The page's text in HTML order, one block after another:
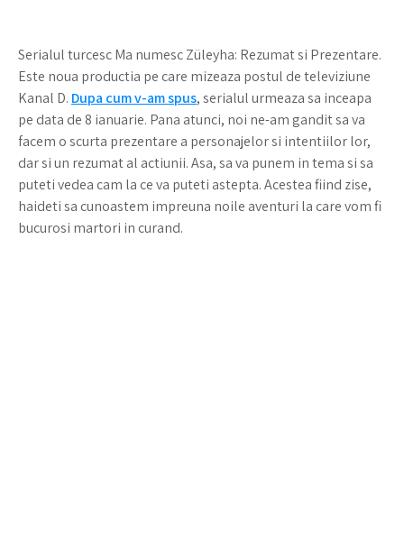
Serialul turcesc Ma numesc Züleyha: Rezumat si Prezentare.
Este noua productia pe care mizeaza postul de televiziune
Kanal D. Dupa cum v-am spus, serialul urmeaza sa inceapa
pe data de 8 ianuarie. Pana atunci, noi ne-am gandit sa va
facem o scurta prezentare a personajelor si intentiilor lor,
dar si un rezumat al actiunii. Asa, sa va punem in tema si sa
puteti vedea cam la ce va puteti astepta. Acestea fiind zise,
haideti sa cunoastem impreuna noile aventuri la care vom fi
bucurosi martori in curand.